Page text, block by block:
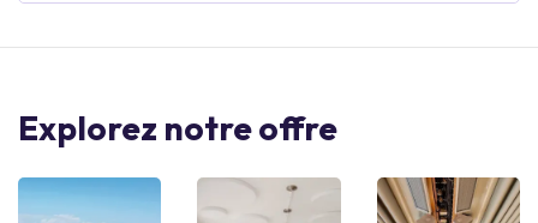
Explorez notre offre